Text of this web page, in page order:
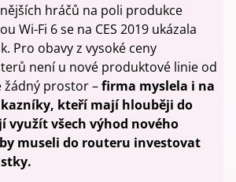
hráčů na poli produkce
Wi-Fi 6 se na CES 2019 ukázala
Pro obavy z vysoké ceny
není u nové produktové linie od
žádný prostor –firma myslela i na
kteří mají hlouběji do
využít všech výhod nového
museli do routeru investovat